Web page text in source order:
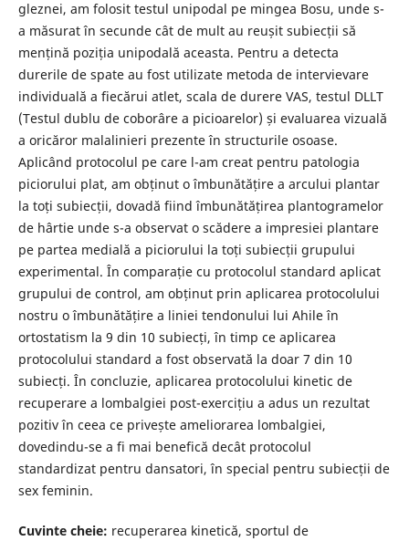
gleznei, am folosit testul unipodal pe mingea Bosu, unde s-
a măsurat în secunde cât de mult au reușit subiecții să
mențină poziția unipodală aceasta. Pentru a detecta
durerile de spate au fost utilizate metoda de intervievare
individuală a fiecărui atlet, scala de durere VAS, testul DLLT
(Testul dublu de coborâre a picioarelor) și evaluarea vizuală
a oricăror malalinieri prezente în structurile osoase.
Aplicând protocolul pe care l-am creat pentru patologia
piciorului plat, am obținut o îmbunătățire a arcului plantar
la toți subiecții, dovadă fiind îmbunătățirea plantogramelor
de hârtie unde s-a observat o scădere a impresiei plantare
pe partea medială a piciorului la toți subiecții grupului
experimental. În comparație cu protocolul standard aplicat
grupului de control, am obținut prin aplicarea protocolului
nostru o îmbunătățire a liniei tendonului lui Ahile în
ortostatism la 9 din 10 subiecți, în timp ce aplicarea
protocolului standard a fost observată la doar 7 din 10
subiecți. În concluzie, aplicarea protocolului kinetic de
recuperare a lombalgiei post-exercițiu a adus un rezultat
pozitiv în ceea ce privește ameliorarea lombalgiei,
dovedindu-se a fi mai benefică decât protocolul
standardizat pentru dansatori, în special pentru subiecții de
sex feminin.
Cuvinte cheie: recuperarea kinetică, sportul de